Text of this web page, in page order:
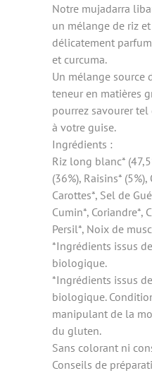
Notre mujadarra
un mélange de riz
délicatement
et curcuma.
Un mélange source
teneur en matières
pourrez savourer
à votre guise.
Ingrédients :
Riz long blanc*
(36%), Raisins*
Carottes*, Sel de
Cumin*, Coriandre*,
Persil*, Noix de
*Ingrédients issus
biologique.
*Ingrédients issus
biologique.
manipulant de la
du gluten.
Sans colorant ni
Conseils de